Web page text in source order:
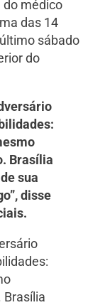
do médico
das 14
sábado
do
Brasília
sua
disse
Brasília